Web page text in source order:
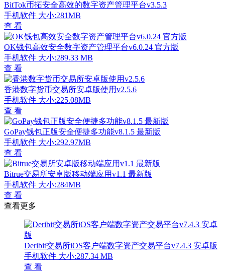
BitTok币拓安全高效的数字资产管理平台v3.5.3
手机软件 大小:281MB
查 看
OK钱包高效安全数字资产管理平台v6.0.24 官方版
手机软件 大小:289.33 MB
查 看
香港数字货币交易所安卓版使用v2.5.6
手机软件 大小:225.08MB
查 看
GoPay钱包正版安全便捷多功能v8.1.5 最新版
手机软件 大小:292.97MB
查 看
Bitrue交易所安卓版移动端应用v1.1 最新版
手机软件 大小:284MB
查 看
查看更多
Deribit交易所iOS客户端数字资产交易平台v7.4.3 安卓版
手机软件 大小:287.34 MB
查 看